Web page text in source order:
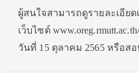
ผู้สนใจสามารถดูรายละเอีย
เว็บไซต์
วันที่ 15 ตุลาคม 2565 หรือสอ